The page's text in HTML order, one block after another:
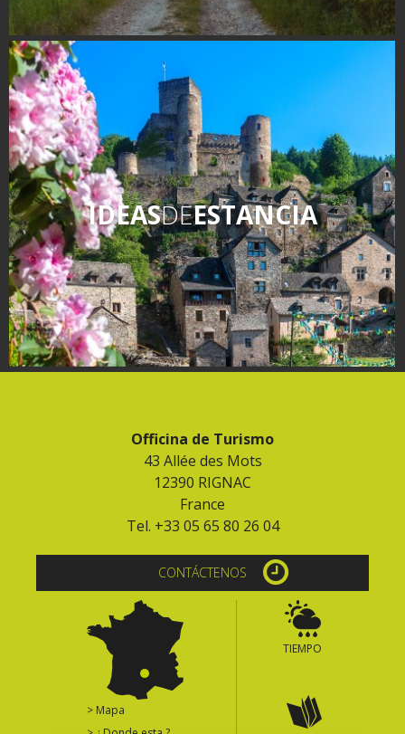
IDEASDEESTANCIA
Officina de Turismo
43 Allée des Mots
12390 RIGNAC
France
Tel. +33 05 65 80 26 04
CONTÁCTENOS
> Mapa
TIEMPO